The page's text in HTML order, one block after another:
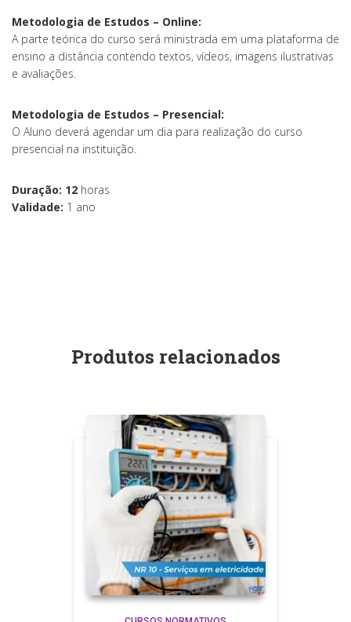
Metodologia de Estudos – Online:
A parte teórica do curso será ministrada em uma plataforma de
ensino a distância contendo textos, vídeos, imagens ilustrativas
e avaliações.
Metodologia de Estudos – Presencial:
O Aluno deverá agendar um dia para realização do curso
presencial na instituição.
Duração: 12 horas
Validade: 1 ano
Produtos relacionados